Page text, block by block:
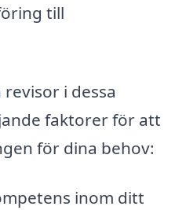
till
i dessa
faktorer för att
för dina behov:
inom ditt